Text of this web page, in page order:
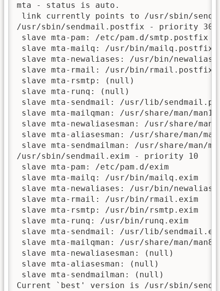
mta - status is auto.
link currently points to /usr/sbin/
/usr/sbin/sendmail.postfix - priority 30
slave mta-pam: /etc/pam.d/smtp.postfix
slave mta-mailq: /usr/bin/mailq.postfix
slave mta-newaliases: /usr/bin/
slave mta-rmail: /usr/bin/rmail.postfix
slave mta-rsmtp: (null)
slave mta-runq: (null)
slave mta-sendmail: /usr/lib/
slave mta-mailqman: /usr/share/man/
slave mta-newaliasesman: /usr/share/
slave mta-aliasesman: /usr/share/man/
slave mta-sendmailman: /usr/share/man/
/usr/sbin/sendmail.exim - priority 10
slave mta-pam: /etc/pam.d/exim
slave mta-mailq: /usr/bin/mailq.exim
slave mta-newaliases: /usr/bin/
slave mta-rmail: /usr/bin/rmail.exim
slave mta-rsmtp: /usr/bin/rsmtp.exim
slave mta-runq: /usr/bin/runq.exim
slave mta-sendmail: /usr/lib/
slave mta-mailqman: /usr/share/man/
slave mta-newaliasesman: (null)
slave mta-aliasesman: (null)
slave mta-sendmailman: (null)
Current `best' version is /usr/sbin/